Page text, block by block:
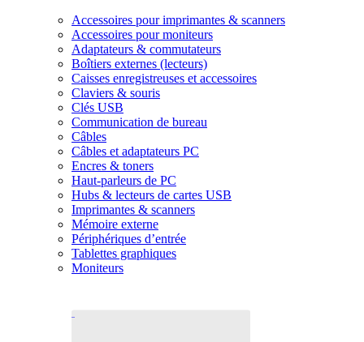
Accessoires pour imprimantes & scanners
Accessoires pour moniteurs
Adaptateurs & commutateurs
Boîtiers externes (lecteurs)
Caisses enregistreuses et accessoires
Claviers & souris
Clés USB
Communication de bureau
Câbles
Câbles et adaptateurs PC
Encres & toners
Haut-parleurs de PC
Hubs & lecteurs de cartes USB
Imprimantes & scanners
Mémoire externe
Périphériques d’entrée
Tablettes graphiques
Moniteurs